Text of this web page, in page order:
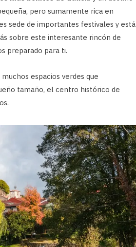
pero sumamente rica en
sede de importantes festivales y está
sobre este interesante rincón de
preparado para ti.
espacios verdes que
tamaño, el centro histórico de